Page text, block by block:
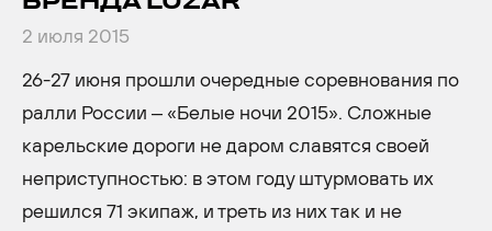
2 июля 2015
26-27 июня прошли очередные соревнования по
ралли России – «Белые ночи 2015». Сложные
карельские дороги не даром славятся своей
неприступностью: в этом году штурмовать их
решился 71 экипаж, и треть из них так и не